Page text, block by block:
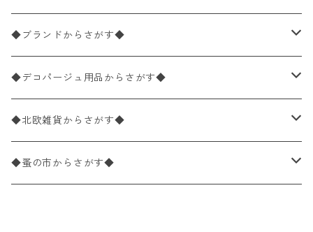
ペーパーナプキン20枚入りパック
ペーパーナプキン10枚入りパック
ライスペーパー
ペーパーリネンナプキン
バラ売り
パック売り
25×25cm（カクテルサイズ）
バラ売り
パック売り
40×40cm（ディナーサイズ）
バラ売り
パック売り
21×21cm（ポケットサイズ）
バラ売り
33cm（ラウンド）
花柄
植物・グリーン柄
動物・鳥・昆虫・蝶柄
海・魚柄
◆ブランドからさがす◆
ドイツ製 IHR/イア
ランチサイズ
カクテルサイズ
ドイツ製 Ambiente/アンビエンテ
ランチサイズ
ドイツ製 Paperproducts Design
◆デコパージュ用品からさがす◆
デコパージュ液
デコパージュ下地
◆北欧雑貨からさがす◆
シリコンモールド
◆蚤の市からさがす◆